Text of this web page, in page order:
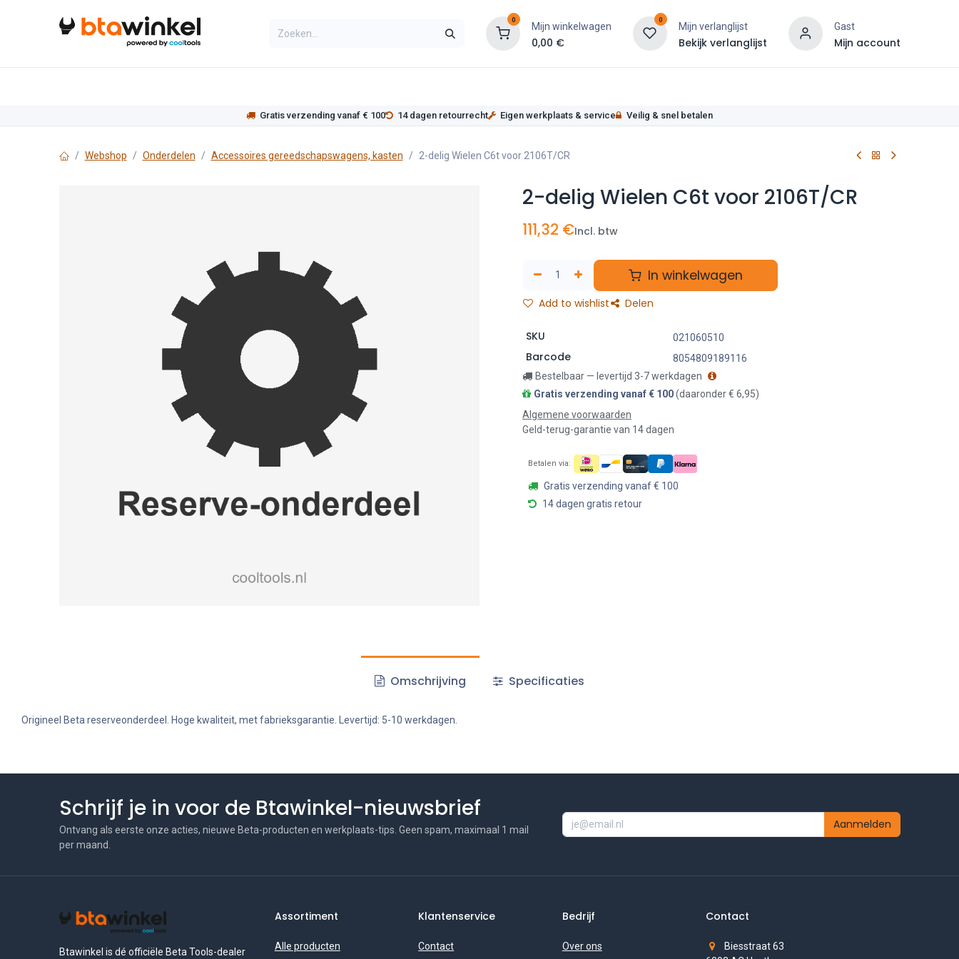
0
Mijn winkelwagen
0,00 €
0
Mijn verlanglijst
Bekijk verlanglijst
Gast
Mijn account
Gratis verzending vanaf € 100 14 dagen retourrecht Eigen werkplaats & service Veilig & snel betalen
Webshop Onderdelen Accessoires gereedschapswagens, kasten 2-delig Wielen C6t voor 2106T/CR
2-delig Wielen C6t voor 2106T/CR
111,32 €Incl. btw
In winkelwagen
Add to wishlist Delen
SKU 021060510
Barcode
8054809189116
Bestelbaar — levertijd 3-7 werkdagen
Gratis verzending vanaf € 100(daaronder € 6,95)
Algemene voorwaarden
Geld-terug-garantie van 14 dagen
Betalen via:
Gratis verzending vanaf € 100
14 dagen gratis retour
Omschrijving Specificaties
Origineel Beta reserveonderdeel. Hoge kwaliteit, met fabrieksgarantie. Levertijd: 5-10 werkdagen.
Schrijf je in voor de Btawinkel-nieuwsbrief
Ontvang als eerste onze acties, nieuwe Beta-producten en werkplaats-tips. Geen spam, maximaal 1 mail
per maand.
Aanmelden
Btawinkel is dé officiële Beta Tools-dealer
Assortiment
Alle producten
Klantenservice
Contact
Bedrijf
Over ons
Contact
Biesstraat 63